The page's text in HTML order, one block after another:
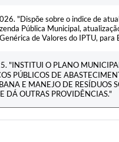
"Dispõe sobre o indice de
Pública Municipal,
de Valores do IPTU, para
"INSTITUI O PLANO
PÚBLICOS DE
E MANEJO DE RESÍDUOS
DÁ OUTRAS PROVIDÊNCIAS."